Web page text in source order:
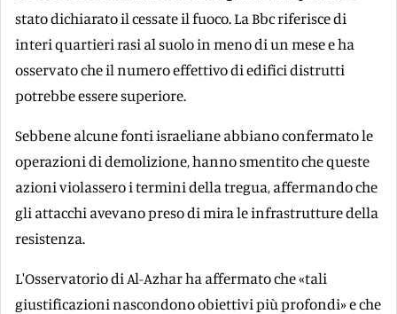
stato dichiarato il cessate il fuoco. La Bbc riferisce di
interi quartieri rasi al suolo in meno di un mese e ha
osservato che il numero effettivo di edifici distrutti
potrebbe essere superiore.
Sebbene alcune fonti israeliane abbiano confermato le
operazioni di demolizione, hanno smentito che queste
azioni violassero i termini della tregua, affermando che
gli attacchi avevano preso di mira le infrastrutture della
resistenza.
L'Osservatorio di Al-Azhar ha affermato che «tali
giustificazioni nascondono obiettivi più profondi» e che